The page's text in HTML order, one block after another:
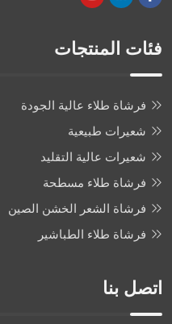
فئات المنتجات
فرشاة طلاء عالية الجودة
شعيرات طبيعية
شعيرات عالية التقليد
فرشاة طلاء مسطحة
فرشاة الشعر الخشن الصين
فرشاة طلاء الطباشير
اتصل بنا